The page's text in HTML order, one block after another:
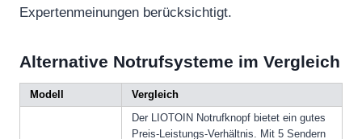
Expertenmeinungen berücksichtigt.
Alternative Notrufsysteme im Vergleich
Modell Vergleich
Der LIOTOIN Notrufknopf bietet ein gutes
Preis-Leistungs-Verhältnis. Mit 5 Sendern